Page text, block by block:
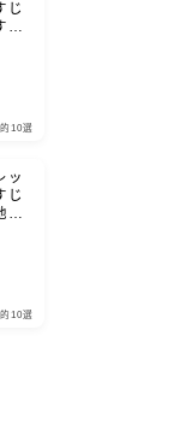
じ
10選
ッ
じ
10選